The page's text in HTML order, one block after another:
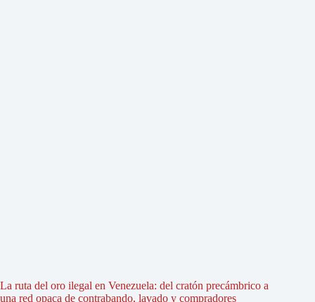
La ruta del oro ilegal en Venezuela: del cratón precámbrico a
una red opaca de contrabando, lavado y compradores